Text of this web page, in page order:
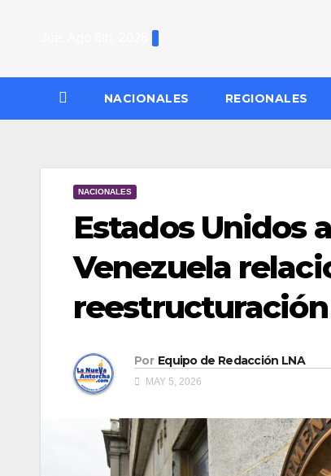
NACIONALES REGIONALES
NACIONALES
Estados Unidos
Venezuela
Por Equipo de Redacción LNA
MAY 5, 2026